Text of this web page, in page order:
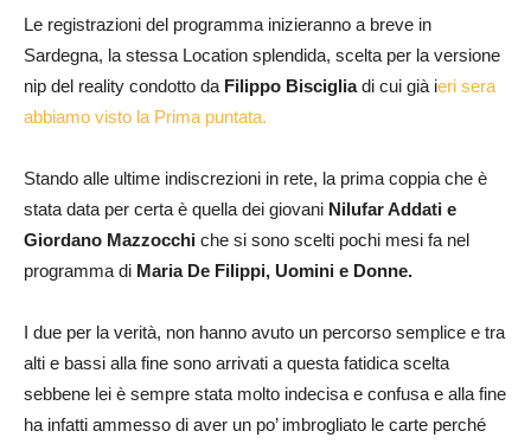
Le registrazioni del programma inizieranno a breve in
Sardegna, la stessa Location splendida, scelta per la versione
nip del reality condotto da Filippo Biscigliadi cui già ieri sera
abbiamo visto la Prima puntata.
Stando alle ultime indiscrezioni in rete, la prima coppia che è
stata data per certa è quella dei giovani Nilufar Addati e
Giordano Mazzocchi che si sono scelti pochi mesi fa nel
programma di Maria De Filippi, Uomini e Donne.
I due per la verità, non hanno avuto un percorso semplice e tra
alti e bassi alla fine sono arrivati a questa fatidica scelta
sebbene lei è sempre stata molto indecisa e confusa e alla fine
ha infatti ammesso di aver un po’ imbrogliato le carte perché